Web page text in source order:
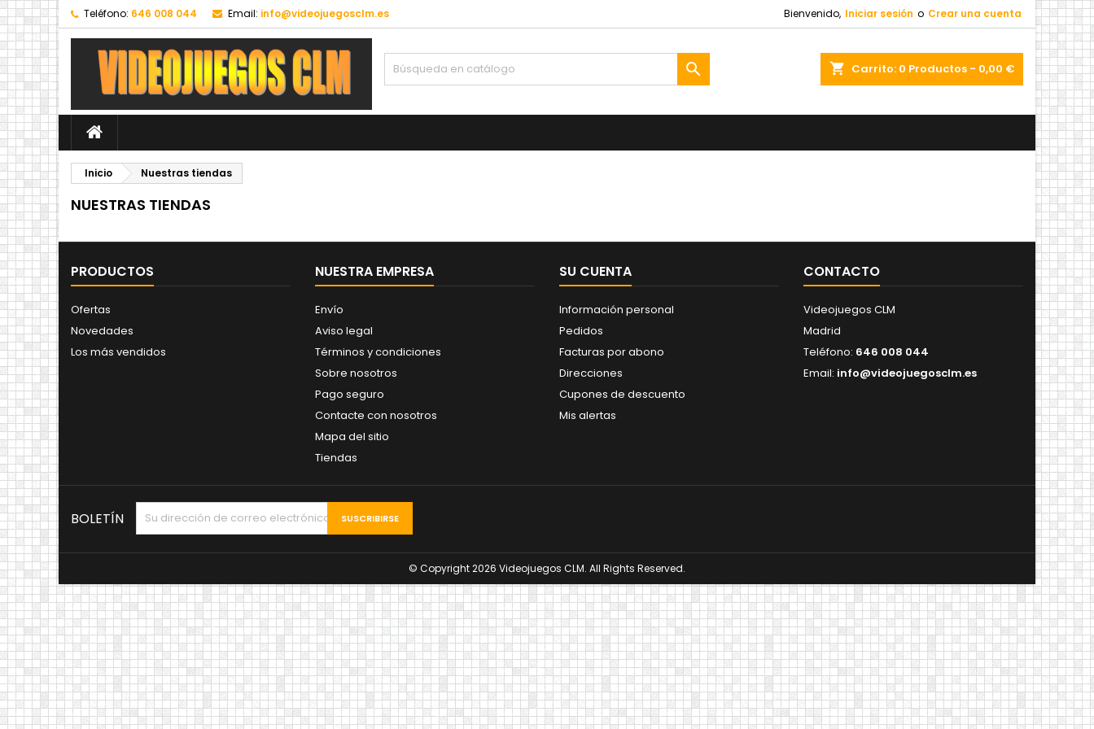
Teléfono: 646 008 044 Email: info@videojuegosclm.es Bienvenido, Iniciar sesión o Crear una cuenta
shopping_cart Carrito: 0 Productos - 0,00 €

Inicio Nuestras tiendas
NUESTRAS TIENDAS
PRODUCTOS
Ofertas
Novedades
Los más vendidos
NUESTRA EMPRESA
Envío
Aviso legal
Términos y condiciones
Sobre nosotros
Pago seguro
Contacte con nosotros
Mapa del sitio
Tiendas
SU CUENTA
Información personal
Pedidos
Facturas por abono
Direcciones
Cupones de descuento
Mis alertas
CONTACTO
Videojuegos CLM
Madrid
Teléfono: 646 008 044
Email: info@videojuegosclm.es
BOLETÍN
© Copyright 2026 Videojuegos CLM. All Rights Reserved.